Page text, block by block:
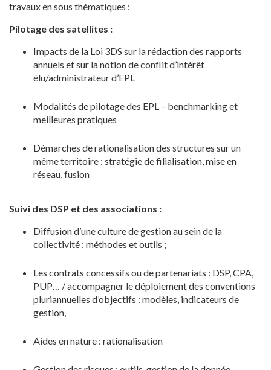
travaux en sous thématiques :
Pilotage des satellites :
Impacts de la Loi 3DS sur la rédaction des rapports
annuels et sur la notion de conflit d’intérêt
élu/administrateur d’EPL
Modalités de pilotage des EPL – benchmarking et
meilleures pratiques
Démarches de rationalisation des structures sur un
même territoire : stratégie de filialisation, mise en
réseau, fusion
Suivi des DSP et des associations :
Diffusion d’une culture de gestion au sein de la
collectivité : méthodes et outils ;
Les contrats concessifs ou de partenariats : DSP, CPA,
PUP… / accompagner le déploiement des conventions
pluriannuelles d’objectifs : modèles, indicateurs de
gestion,
Aides en nature : rationalisation